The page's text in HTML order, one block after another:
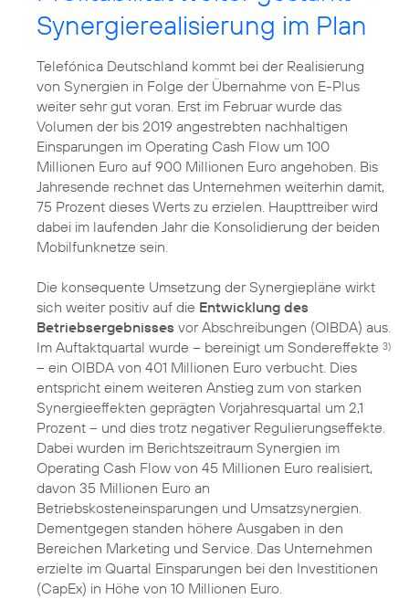
Synergierealisierung im Plan
Telefónica Deutschland kommt bei der Realisierung
von Synergien in Folge der Übernahme von E-Plus
weiter sehr gut voran. Erst im Februar wurde das
Volumen der bis 2019 angestrebten nachhaltigen
Einsparungen im Operating Cash Flow um 100
Millionen Euro auf 900 Millionen Euro angehoben. Bis
Jahresende rechnet das Unternehmen weiterhin damit,
75 Prozent dieses Werts zu erzielen. Haupttreiber wird
dabei im laufenden Jahr die Konsolidierung der beiden
Mobilfunknetze sein.
Die konsequente Umsetzung der Synergiepläne wirkt
sich weiter positiv auf die Entwicklung des
Betriebsergebnisses vor Abschreibungen (OIBDA) aus.
Im Auftaktquartal wurde – bereinigt um Sondereffekte 3)
– ein OIBDA von 401 Millionen Euro verbucht. Dies
entspricht einem weiteren Anstieg zum von starken
Synergieeffekten geprägten Vorjahresquartal um 2,1
Prozent – und dies trotz negativer Regulierungseffekte.
Dabei wurden im Berichtszeitraum Synergien im
Operating Cash Flow von 45 Millionen Euro realisiert,
davon 35 Millionen Euro an
Betriebskosteneinsparungen und Umsatzsynergien.
Dementgegen standen höhere Ausgaben in den
Bereichen Marketing und Service. Das Unternehmen
erzielte im Quartal Einsparungen bei den Investitionen
(CapEx) in Höhe von 10 Millionen Euro.